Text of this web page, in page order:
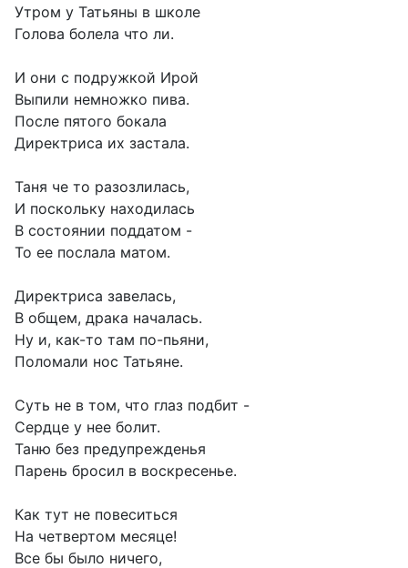
Утром у Татьяны в школе
Голова болела что ли.
И они с подружкой Ирой
Выпили немножко пива.
После пятого бокала
Директриса их застала.
Таня че то разозлилась,
И поскольку находилась
В состоянии поддатом -
То ее послала матом.
Директриса завелась,
В общем, драка началась.
Ну и, как-то там по-пьяни,
Поломали нос Татьяне.
Суть не в том, что глаз подбит -
Сердце у нее болит.
Таню без предупрежденья
Парень бросил в воскресенье.
Как тут не повеситься
На четвертом месяце!
Все бы было ничего,